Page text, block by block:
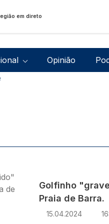
em direto
Opinião
Golfinho
Praia de Barra.
15.04.2024